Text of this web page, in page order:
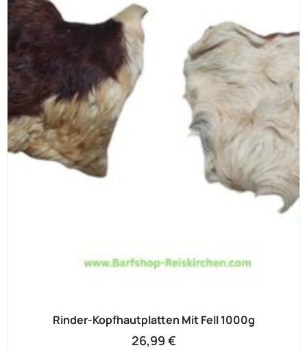
Rinder-Kopfhautplatten Mit Fell 1000g
26,99 €